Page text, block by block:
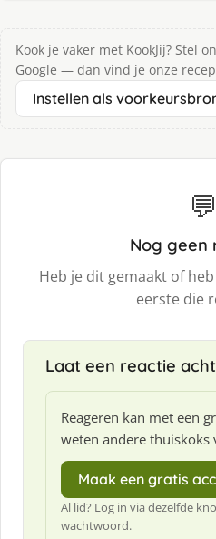
Kook je vaker met KookJij? Stel
Google — dan vind je onze
Instellen als
💬
Nog geen
Heb je dit gemaakt of
eerste die
Laat een reactie
Reageren kan met een
weten andere thuiskoks
Maak een gratis
Al lid? Log in via dezelfde
wachtwoord.